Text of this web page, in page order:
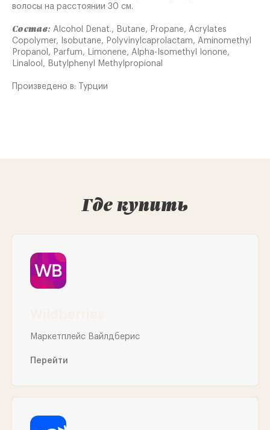
волосы на расстоянии 30 см.
Состав: Alcohol Denat., Butane, Propane, Acrylates
Copolymer, Isobutane, Polyvinylcaprolactam, Aminomethyl
Propanol, Parfum, Limonene, Alpha-Isomethyl Ionone,
Linalool, Butylphenyl Methylpropional
Произведено в: Турции
Где купить
Маркетплейс Вайлдберис
Перейти